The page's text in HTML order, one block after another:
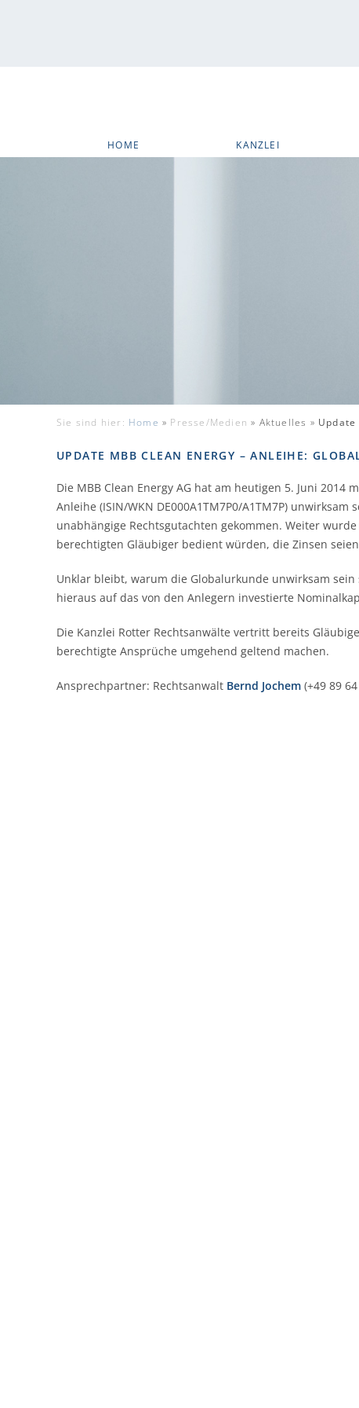
HOME KANZLEI
Sie sind hier: Home » Presse/Medien » Aktuelles »
UPDATE MBB CLEAN ENERGY – ANLEIHE:
Die MBB Clean Energy AG hat am heutigen 5. Juni
Anleihe (ISIN/WKN DE000A1TM7P0/A1TM7P) unwirksam
unabhängige Rechtsgutachten gekommen. Weiter
berechtigten Gläubiger bedient würden, die Zinsen
Unklar bleibt, warum die Globalurkunde unwirksam
hieraus auf das von den Anlegern investierte
Die Kanzlei Rotter Rechtsanwälte vertritt bereits
berechtigte Ansprüche umgehend geltend machen.
Ansprechpartner: Rechtsanwalt Bernd Jochem (+49 89